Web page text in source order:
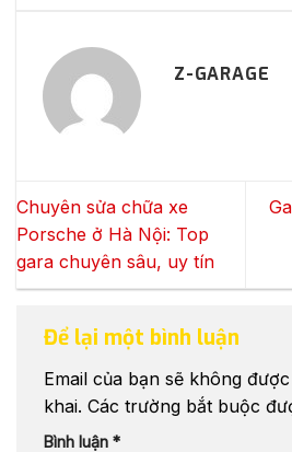
Z-GARAGE
Chuyên sửa chữa xe
Porsche ở Hà Nội: Top
gara chuyên sâu, uy tín
Để lại một bình luận
Email của bạn sẽ không
khai. Các trường bắt buộc
Bình luận *